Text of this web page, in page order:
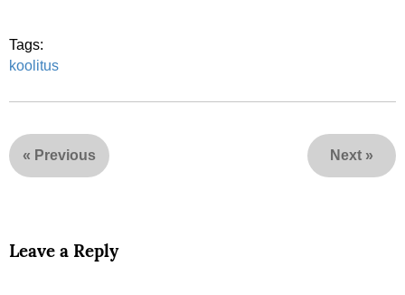
Tags:
koolitus
« Previous Next »
Leave a Reply